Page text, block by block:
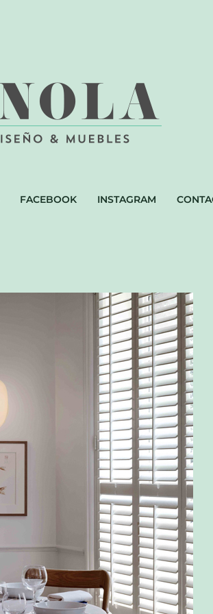
FACEBOOK INSTAGRAM